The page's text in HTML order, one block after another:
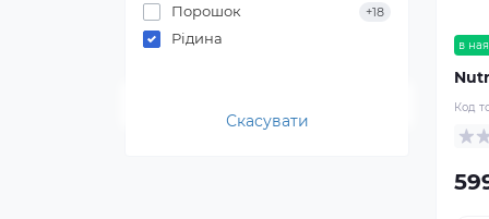
Порошок +18
Рідина
Скасувати
в
Код